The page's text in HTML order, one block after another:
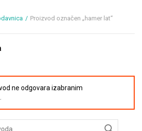
Proizvod označen „hamer lat“
ne odgovara izabranim